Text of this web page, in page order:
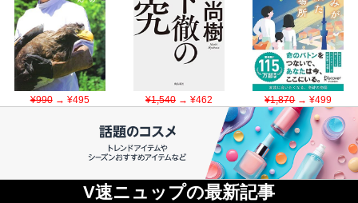
¥990→ ¥495 ¥1,540→ ¥462 ¥1,870→ ¥499
V速ニュップの最新記事